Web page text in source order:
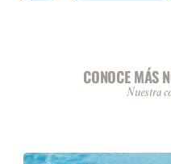
CONOCE MÁS
Nuestra